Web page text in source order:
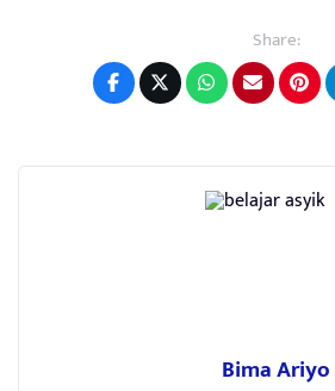
Share:
Bima Ariyo